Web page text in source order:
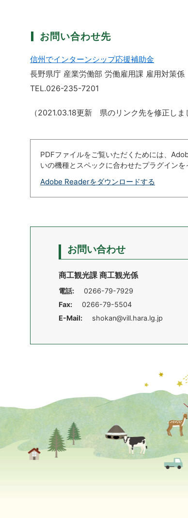
お問い合わせ先
信州でインターンシップ応援補助金
長野県庁 産業労働部 労働雇用課 雇用対策係
TEL.026-235-7201
（2021.03.18更新 県のリンク先を修正しま
PDFファイルをご覧いただくためには、
いの機種とスペックに合わせたプラグインを
Adobe Readerをダウンロードする
お問い合わせ
商工観光課 商工観光係
電話:
0266-79-7929
Fax:
0266-79-5504
E-Mail:
shokan@vill.hara.lg.jp